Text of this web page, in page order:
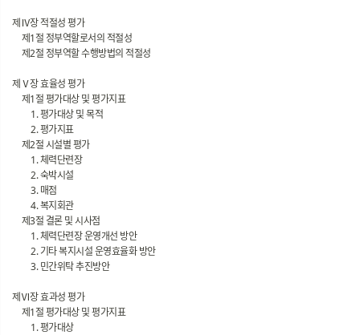
제Ⅳ장 적절성 평가
제1절 정부역할로서의 적절성
제2절 정부역할 수행방법의 적절성
제Ⅴ장 효율성 평가
제1절 평가대상 및 평가지표
1. 평가대상 및 목적
2. 평가지표
제2절 시설별 평가
1. 체력단련장
2. 숙박시설
3. 매점
4. 복지회관
제3절 결론 및 시사점
1. 체력단련장 운영개선 방안
2. 기타 복지시설 운영효율화 방안
3. 민간위탁 추진방안
제Ⅵ장 효과성 평가
제1절 평가대상 및 평가지표
1. 평가대상